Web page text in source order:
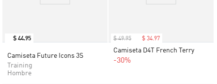
$ 44.95
Camiseta Future Icons 3S
Training
Hombre
$ 49.95 $ 34.97
Camiseta D4T French Terry
-30%